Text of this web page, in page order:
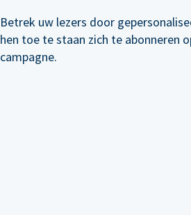
Betrek uw lezers door
hen toe te staan zich te abonneren
campagne.